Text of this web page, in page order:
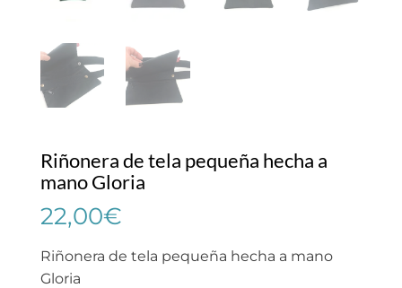
Riñonera de tela pequeña hecha a
mano Gloria
22,00€
Riñonera de tela pequeña hecha a mano
Gloria